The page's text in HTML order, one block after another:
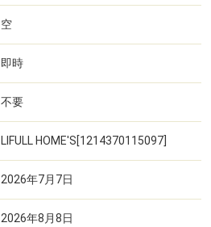
空
即時
不要
LIFULL HOME'S[1214370115097]
2026年7月7日
2026年8月8日